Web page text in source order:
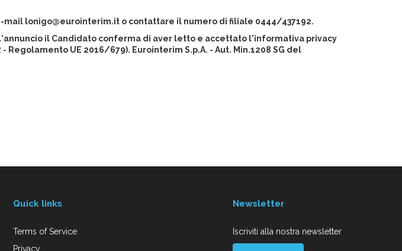
mail lonigo@eurointerim.it o contattare il numero di filiale 0444/437192.
il Candidato conferma di aver letto e accettato l'informativa privacy
UE 2016/679). Eurointerim S.p.A. - Aut. Min.1208 SG del
Quick links
Terms of Service
Privacy
Newsletter
Iscriviti alla nostra newsletter